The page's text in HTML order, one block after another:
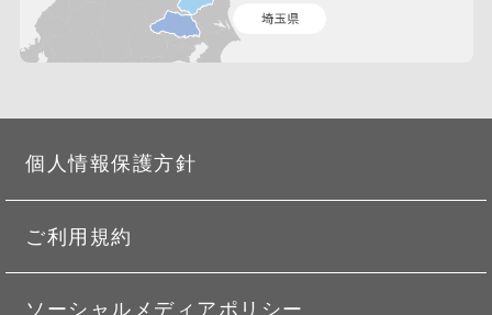
個人情報保護方針
ご利用規約
ソーシャルメディアポリシー